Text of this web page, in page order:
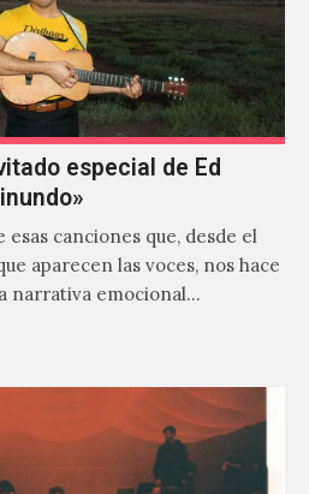
especial de Ed
esas canciones que, desde el
aparecen las voces, nos hace
narrativa emocional…